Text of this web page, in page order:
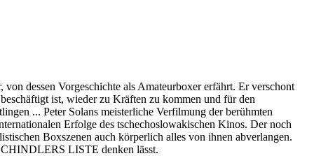
dessen Vorgeschichte als Amateurboxer erfährt. Er verschont
ist, wieder zu Kräften zu kommen und für den
... Peter Solans meisterliche Verfilmung der berühmten
Erfolge des tschechoslowakischen Kinos. Der noch
Boxszenen auch körperlich alles von ihnen abverlangen.
LISTE denken lässt.